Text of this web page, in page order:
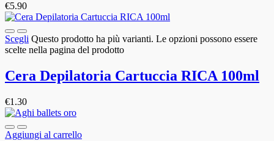
€5.90
Scegli Questo prodotto ha più varianti. Le opzioni possono essere
scelte nella pagina del prodotto
Cera Depilatoria Cartuccia RICA 100ml
€1.30
Aggiungi al carrello